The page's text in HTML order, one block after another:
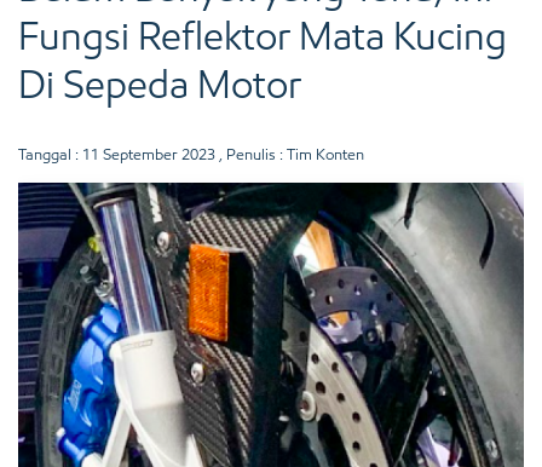
Fungsi Reflektor Mata Kucing
Di Sepeda Motor
Tanggal : 11 September 2023 , Penulis : Tim Konten